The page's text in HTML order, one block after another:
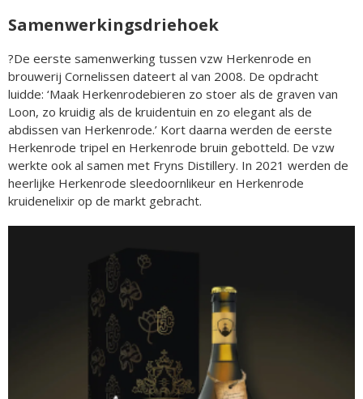
Samenwerkingsdriehoek
?De eerste samenwerking tussen vzw Herkenrode en
brouwerij Cornelissen dateert al van 2008. De opdracht
luidde: ‘Maak Herkenrodebieren zo stoer als de graven van
Loon, zo kruidig als de kruidentuin en zo elegant als de
abdissen van Herkenrode.’ Kort daarna werden de eerste
Herkenrode tripel en Herkenrode bruin gebotteld. De vzw
werkte ook al samen met Fryns Distillery. In 2021 werden de
heerlijke Herkenrode sleedoornlikeur en Herkenrode
kruidenelixir op de markt gebracht.